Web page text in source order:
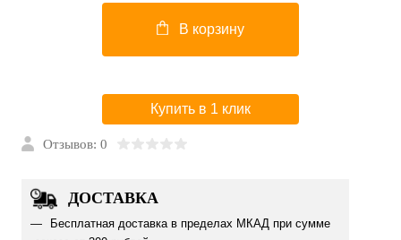
В корзину
Купить в 1 клик
Отзывов: 0
ДОСТАВКА
Бесплатная доставка в пределах МКАД при сумме